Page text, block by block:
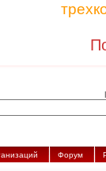
Форум